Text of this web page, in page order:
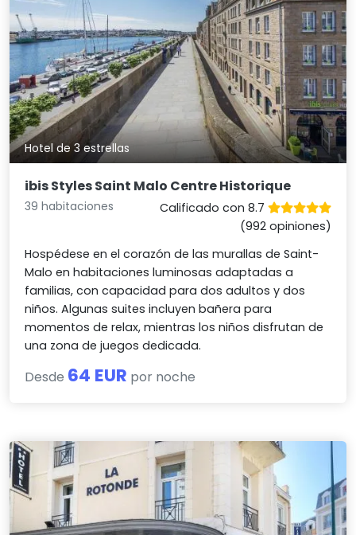
Hotel de 3 estrellas
ibis Styles Saint Malo Centre Historique
39 habitaciones
Calificado con 8.7
(992 opiniones)
Hospédese en el corazón de las murallas de Saint-
Malo en habitaciones luminosas adaptadas a
familias, con capacidad para dos adultos y dos
niños. Algunas suites incluyen bañera para
momentos de relax, mientras los niños disfrutan de
una zona de juegos dedicada.
Desde 64 EUR por noche